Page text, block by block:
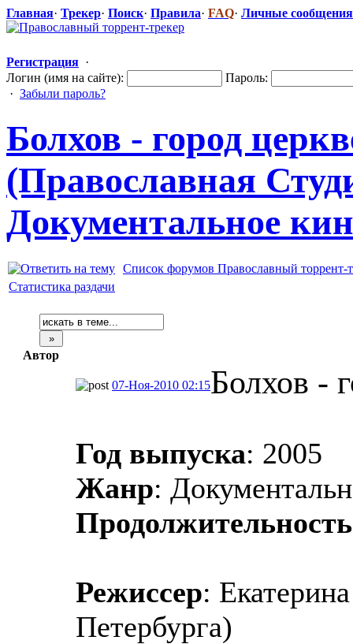
Главная· Трекер· Поиск· Правила· FAQ· Личные сообщения
Регистрация ·
Логин (имя на сайте):
Пароль:
· Забыли пароль?
Болхов - город
(Православная
Документальн​ое
Список форумов Православный торрент-
Статистика раздачи
Автор
07-Ноя-2010 02:15Болхов -
Год выпуска: 2005
Жанр:
Продолжительность
Режиссер:
Петербурга)